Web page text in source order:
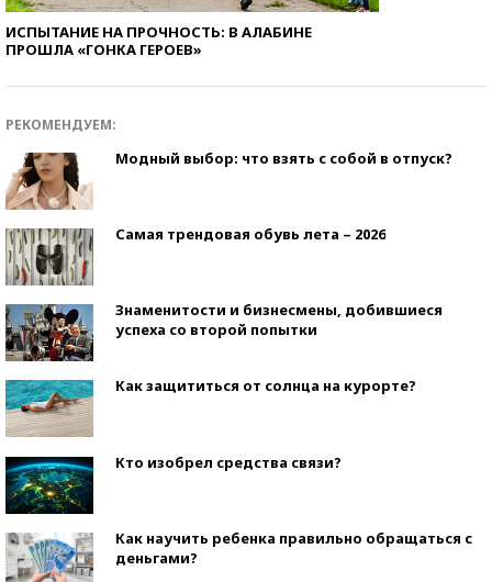
ИСПЫТАНИЕ НА ПРОЧНОСТЬ: В АЛАБИНЕ
ПРОШЛА «ГОНКА ГЕРОЕВ»
РЕКОМЕНДУЕМ:
Модный выбор: что взять с собой в отпуск?
Самая трендовая обувь лета – 2026
Знаменитости и бизнесмены, добившиеся
успеха со второй попытки
Как защититься от солнца на курорте?
Кто изобрел средства связи?
Как научить ребенка правильно обращаться с
деньгами?